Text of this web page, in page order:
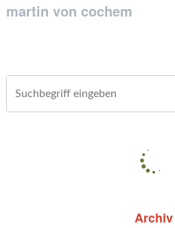
martin von cochem
Archiv